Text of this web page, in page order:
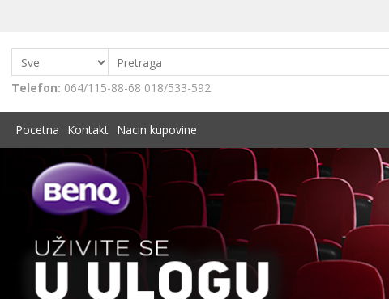
Telefon: 064/115-88-68 018/533-592
Pocetna Kontakt Nacin kupovine